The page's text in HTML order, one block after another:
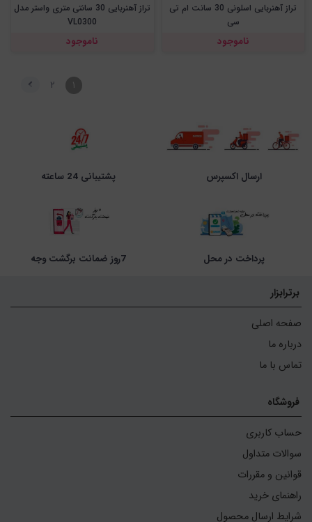
تراز آهنربایی اسلونی 30 سانت ام تی
سی
ناموجود
تراز آهنربایی 30 سانتی متری واستر مدل
VL0300
ناموجود
۱ ۲
ارسال اکسپرس پشتیبانی 24 ساعته
پرداخت در محل 7روز ضمانت برگشت وجه
برترابزار
صفحه اصلی
درباره ما
تماس با ما
فروشگاه
حساب کاربری
سوالات متداول
قوانین و مقررات
راهنمای خرید
شرایط ارسال محصول